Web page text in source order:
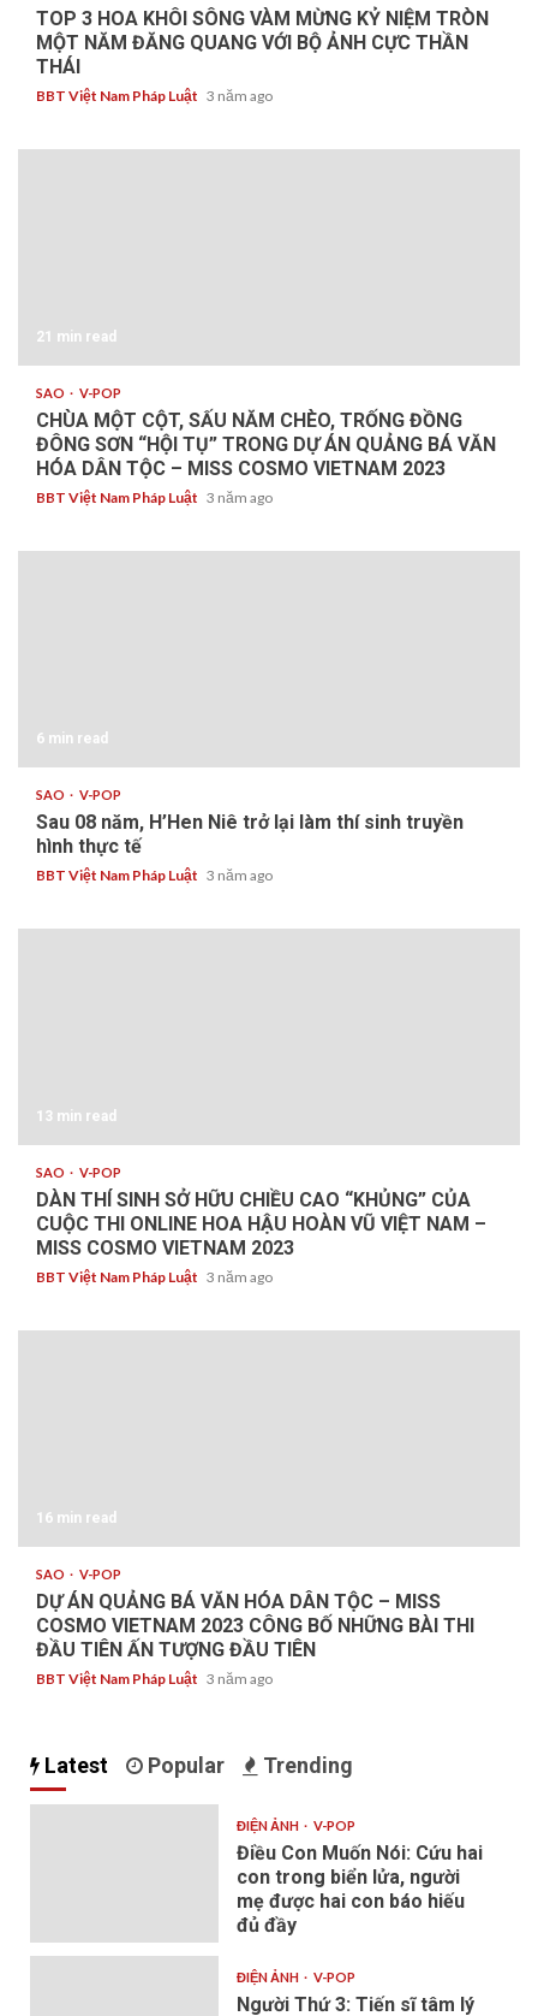
TOP 3 HOA KHÔI SÔNG VÀM MỪNG KỶ NIỆM TRÒN
MỘT NĂM ĐĂNG QUANG VỚI BỘ ẢNH CỰC THẦN
THÁI
BBT Việt Nam Pháp Luật 3 năm ago
21 min read
SAO V-POP
CHÙA MỘT CỘT, SẤU NĂM CHÈO, TRỐNG ĐỒNG
ĐÔNG SƠN “HỘI TỤ” TRONG DỰ ÁN QUẢNG BÁ VĂN
HÓA DÂN TỘC – MISS COSMO VIETNAM 2023
BBT Việt Nam Pháp Luật 3 năm ago
6 min read
SAO V-POP
Sau 08 năm, H’Hen Niê trở lại làm thí sinh truyền
hình thực tế
BBT Việt Nam Pháp Luật 3 năm ago
13 min read
SAO V-POP
DÀN THÍ SINH SỞ HỮU CHIỀU CAO “KHỦNG” CỦA
CUỘC THI ONLINE HOA HẬU HOÀN VŨ VIỆT NAM –
MISS COSMO VIETNAM 2023
BBT Việt Nam Pháp Luật 3 năm ago
16 min read
SAO V-POP
DỰ ÁN QUẢNG BÁ VĂN HÓA DÂN TỘC – MISS
COSMO VIETNAM 2023 CÔNG BỐ NHỮNG BÀI THI
ĐẦU TIÊN ẤN TƯỢNG ĐẦU TIÊN
BBT Việt Nam Pháp Luật 3 năm ago
Latest Popular Trending
ĐIỆN ẢNH V-POP
Điều Con Muốn Nói: Cứu hai
con trong biển lửa, người
mẹ được hai con báo hiếu
đủ đầy
ĐIỆN ẢNH V-POP
Người Thứ 3: Tiến sĩ tâm lý